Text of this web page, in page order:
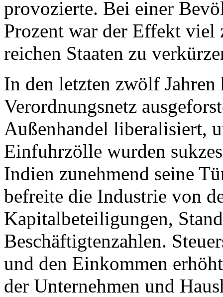
provozierte. Bei einer
Prozent war der Effekt
reichen Staaten zu
In den letzten zwölf Jahren
Verordnungsnetz
Außenhandel liberalisiert,
Einfuhrzölle wurden
Indien zunehmend seine
befreite die Industrie von
Kapitalbeteiligungen,
Beschäftigtenzahlen.
und den Einkommen
der Unternehmen und